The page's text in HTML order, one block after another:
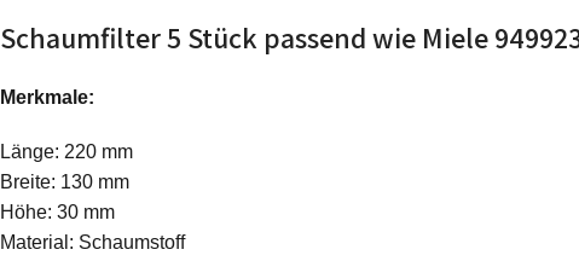
Schaumfilter 5 Stück passend wie Miele
Merkmale:
Länge: 220 mm
Breite: 130 mm
Höhe: 30 mm
Material: Schaumstoff